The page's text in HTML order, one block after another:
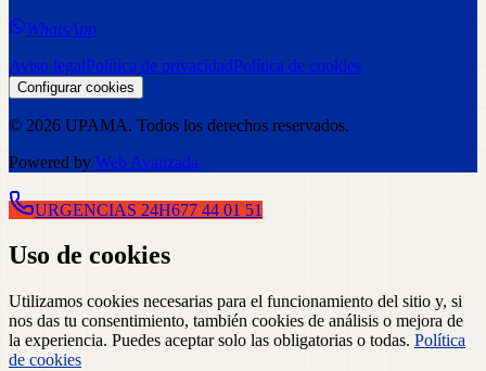
WhatsApp
Aviso legalPolítica de privacidadPolítica de cookies
Configurar cookies
© 2026 UPAMA. Todos los derechos reservados.
Powered by Web Avanzada
URGENCIAS 24H677 44 01 51
Uso de cookies
Utilizamos cookies necesarias para el funcionamiento del sitio y, si
nos das tu consentimiento, también cookies de análisis o mejora de
la experiencia. Puedes aceptar solo las obligatorias o todas. Política
de cookies